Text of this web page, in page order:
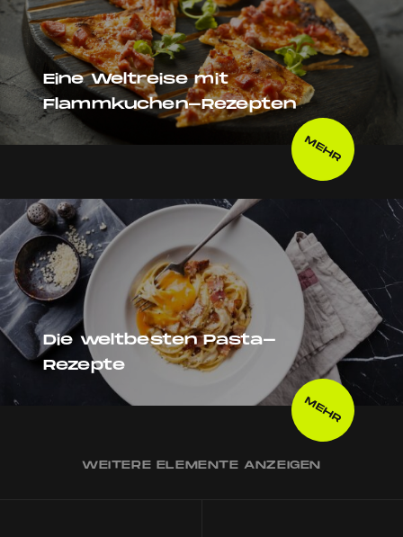
Eine Weltreise mit
Flammkuchen-Rezepten
MEHR
Die weltbesten Pasta-
Rezepte
MEHR
WEITERE ELEMENTE ANZEIGEN